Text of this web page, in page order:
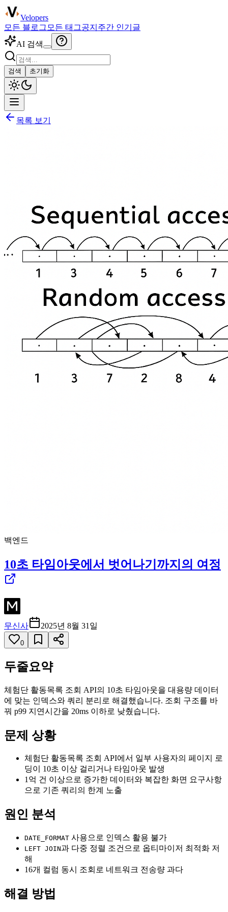
Velopers
모든 블로그 모든 태그공지 주간 인기글
AI 검색
검색 초기화
목록 보기
백엔드
10초 타임아웃에서 벗어나기까지의 여정
무신사 2025년 8월 31일
0
두줄요약
체험단 활동목록 조회 API의 10초 타임아웃을 대용량 데이터
에 맞는 인덱스와 쿼리 분리로 해결했습니다. 조회 구조를 바
꿔 p99 지연시간을 20ms 이하로 낮췄습니다.
문제 상황
체험단 활동목록 조회 API에서 일부 사용자의 페이지 로
딩이 10초 이상 걸리거나 타임아웃 발생
1억 건 이상으로 증가한 데이터와 복잡한 화면 요구사항
으로 기존 쿼리의 한계 노출
원인 분석
DATE_FORMAT 사용으로 인덱스 활용 불가
LEFT JOIN과 다중 정렬 조건으로 옵티마이저 최적화 저
해
16개 컬럼 동시 조회로 네트워크 전송량 과다
해결 방법